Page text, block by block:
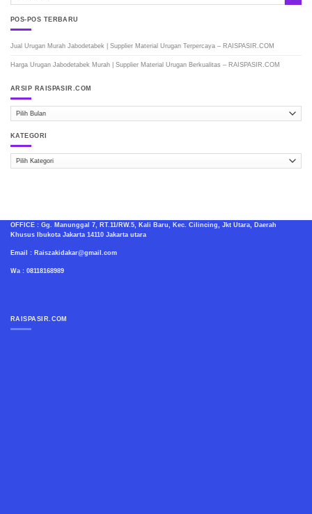
POS-POS TERBARU
Jual Urugan Murah Jabodetabek | Supplier Material Urugan Terpercaya – RAISPASIR.COM
Harga Urugan Jabodetabek Murah | Supplier Material Urugan Berkualitas – RAISPASIR.COM
ARSIP RAISPASIR.COM
ARSIP
KATEGORI
Kategori
OFFICE : Gg. Manunggal 7, RT.11/RW.5, Kali Baru, Kec. Cilincing, Jkt Utara, Daerah
Khusus Ibukota Jakarta 14110 Jakarta utara
Email : Raiszakidakar@gmail.com
Wa : 08118168989
RAISPASIR.COM